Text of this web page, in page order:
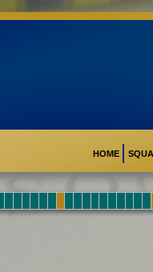
HOME